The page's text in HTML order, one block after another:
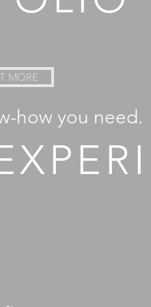
MORE
how you need.